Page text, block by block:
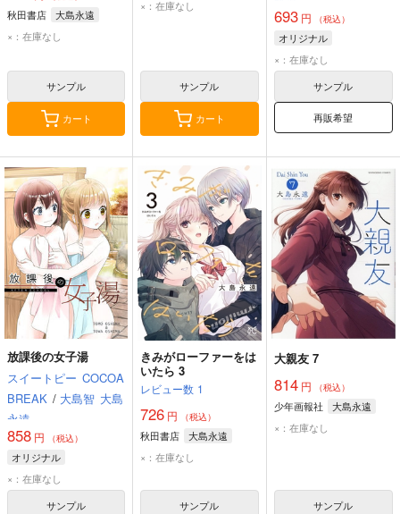
秋田書店
大島永遠
×：在庫なし
サンプル
カート
×：在庫なし
サンプル
カート
693円 （税込）
オリジナル
×：在庫なし
サンプル
再販希望
放課後の女子湯
スイートピー COCOA
BREAK / 大島智 大島
永遠
858 円 （税込）
オリジナル
×：在庫なし
サンプル
きみがローファーをは
いたら 3
レビュー数 1
726 円 （税込）
秋田書店
大島永遠
×：在庫なし
サンプル
大親友 7
814円 （税込）
少年画報社
大島永遠
×：在庫なし
サンプル